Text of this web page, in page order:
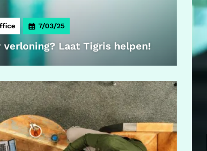
7/03/25
Laat Tigris helpen!